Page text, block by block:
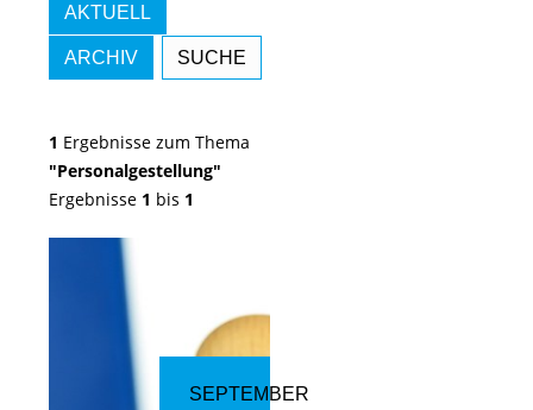
AKTUELL
ARCHIV SUCHE
1 Ergebnisse zum Thema
"Personalgestellung"
Ergebnisse 1 bis 1
SEPTEMBER